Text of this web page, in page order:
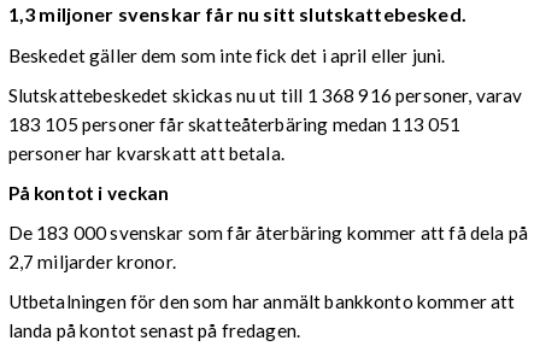
1,3 miljoner svenskar får nu sitt slutskattebesked.
Beskedet gäller dem som inte fick det i april eller juni.
Slutskattebeskedet skickas nu ut till 1 368 916 personer, varav
183 105 personer får skatteåterbäring medan 113 051
personer har kvarskatt att betala.
På kontot i veckan
De 183 000 svenskar som får återbäring kommer att få dela på
2,7 miljarder kronor.
Utbetalningen för den som har anmält bankkonto kommer att
landa på kontot senast på fredagen.